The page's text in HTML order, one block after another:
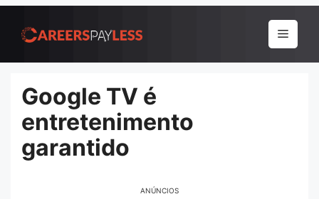
para
conteúdo
Menu
Google TV é
entretenimento
garantido
ANÚNCIOS